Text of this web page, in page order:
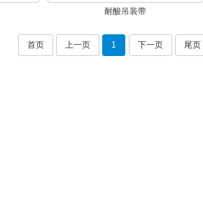
耐酸吊装带
首页 上一页 1 下一页 尾页